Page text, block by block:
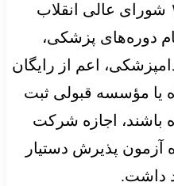
۹۰۴ مورخ ۲۰ شهریور ۱۴۰۳ شورای عالی انقلاب
دوره‌های پزشکی،
اعم از رایگان
یا مؤسسه قبولی ثبت
باشند، اجازه شرکت
آزمون پذیرش دستیار
داشت.